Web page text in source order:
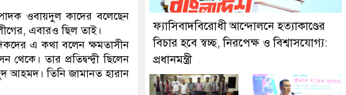
প্রস্তুতিকালে দুইজনকে গ্রেফতার করেছে মিরপুর মডেল থানা পুলিশ
ওবায়দুল কাদের বলেছেন
এবারও ছিল তাই।
এ কথা বলেন ক্ষমতাসীন
তার প্রতিদ্বন্দ্বী ছিলেন
আহমদ। তিনি জামানত হারান
ফ্যাসিবাদবিরোধী আন্দোলনে হত্যাকাণ্ডের
বিচার হবে স্বচ্ছ, নিরপেক্ষ ও বিশ্বাসযোগ্য:
প্রধানমন্ত্রী